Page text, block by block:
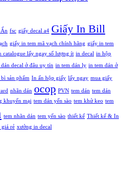
fsc giấy decal a4 Giấy In Bill
giấy in tem mã vạch chính hãng giấy in tem
catalogue lấy ngay số lượng ít in decal in hộp
decal ở đâu uy tín in tem dán ly in tem dán ở
sản phẩm In ấn hộp giấy lấy ngay mua giấy
nhãn dán ocop PVN tem dán tem dán
khuyến mại tem dán yến sào tem khử keo tem
tem nhãn dán tem yến sào thiết kế Thiết kế & In
giá rẻ xưởng in decal